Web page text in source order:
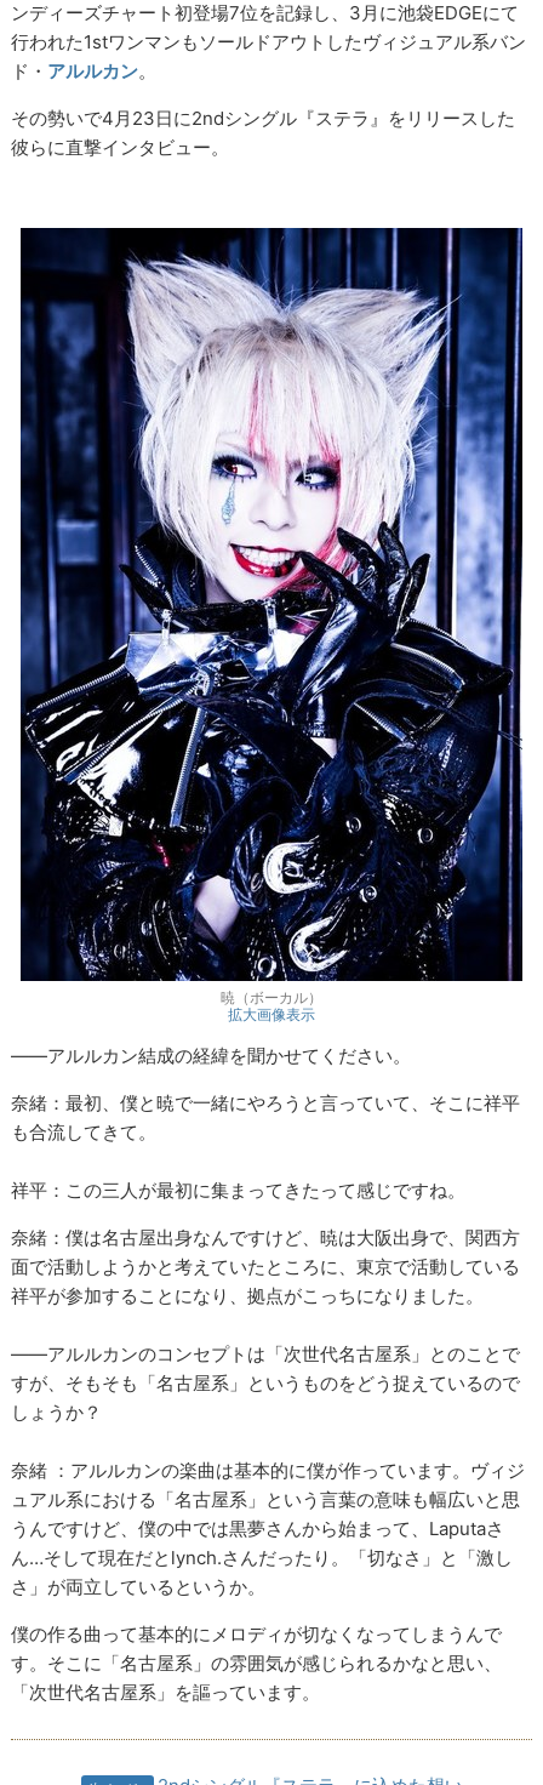
ンディーズチャート初登場7位を記録し、3月に池袋EDGEにて
行われた1stワンマンもソールドアウトしたヴィジュアル系バン
ド・ アルルカン。
その勢いで4月23日に2ndシングル『ステラ』をリリースした
彼らに直撃インタビュー。
暁（ボーカル）
拡大画像表示
――アルルカン結成の経緯を聞かせてください。
奈緒：最初、僕と暁で一緒にやろうと言っていて、そこに祥平
も合流してきて。
祥平：この三人が最初に集まってきたって感じですね。
奈緒：僕は名古屋出身なんですけど、暁は大阪出身で、関西方
面で活動しようかと考えていたところに、東京で活動している
祥平が参加することになり、拠点がこっちになりました。
――アルルカンのコンセプトは「次世代名古屋系」とのことで
すが、そもそも「名古屋系」というものをどう捉えているので
しょうか？
奈緒 ：アルルカンの楽曲は基本的に僕が作っています。ヴィジ
ュアル系における「名古屋系」という言葉の意味も幅広いと思
うんですけど、僕の中では黒夢さんから始まって、Laputaさ
ん…そして現在だとlynch.さんだったり。「切なさ」と「激し
さ」が両立しているというか。
僕の作る曲って基本的にメロディが切なくなってしまうんで
す。そこに「名古屋系」の雰囲気が感じられるかなと思い、
「次世代名古屋系」を謳っています。